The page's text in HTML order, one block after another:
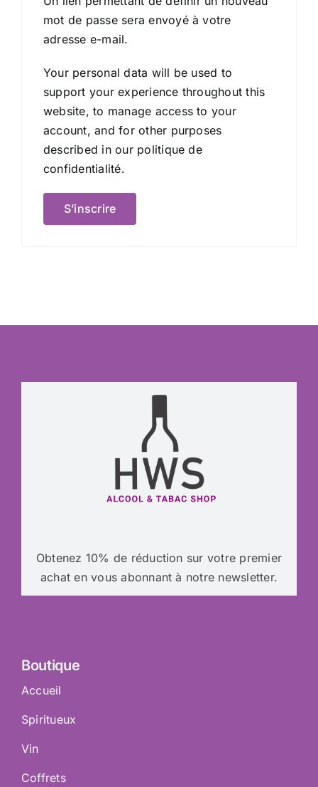
mot de passe sera envoyé à votre
adresse e-mail.
Your personal data will be used to
support your experience throughout this
website, to manage access to your
account, and for other purposes
described in our politique de
confidentialité.
S’inscrire
Obtenez 10% de réduction sur votre premier
achat en vous abonnant à notre newsletter.
Boutique
Accueil
Spiritueux
Vin
Coffrets